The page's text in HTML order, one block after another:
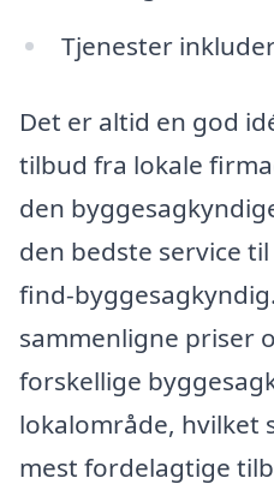
Tjenester
Det er altid en god
tilbud fra lokale
den
den bedste service
find-
sammenligne priser
forskellige
lokalområde, hvilket
mest fordelagtige